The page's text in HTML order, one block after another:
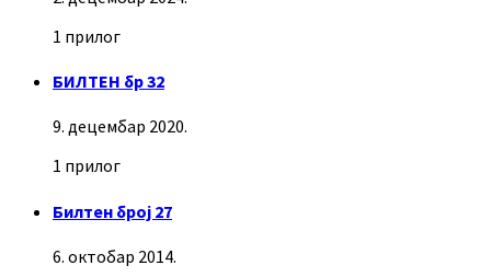
1 прилог
БИЛТЕН бр 32
9. децембар 2020.
1 прилог
Билтен број 27
6. октобар 2014.